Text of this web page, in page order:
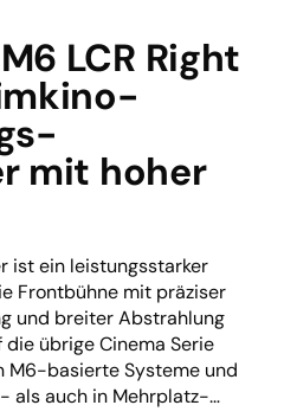
LCR Right
mit hoher
ist ein leistungsstarker
Frontbühne mit präziser
und breiter Abstrahlung
übrige Cinema Serie
M6-basierte Systeme und
als auch in Mehrplatz-